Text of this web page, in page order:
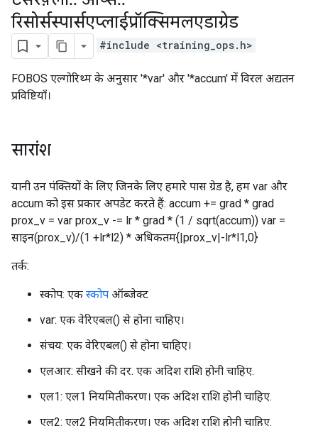
रिसोर्सस्पार्सएप्लाईप्रॉक्सिमलएडाग्रेड
#include <training_ops.h>
FOBOS एल्गोरिथ्म के अनुसार '*var' और '*accum' में विरल अद्यतन
प्रविष्टियाँ।
सारांश
यानी उन पंक्तियों के लिए जिनके लिए हमारे पास ग्रेड है, हम var और
accum को इस प्रकार अपडेट करते हैं: accum += grad * grad
prox_v = var prox_v -= lr * grad * (1 / sqrt(accum)) var =
साइन(prox_v)/(1 +lr*l2) * अधिकतम{|prox_v|-lr*l1,0}
तर्क:
स्कोप: एक स्कोप ऑब्जेक्ट
var: एक वेरिएबल() से होना चाहिए।
संचय: एक वेरिएबल() से होना चाहिए।
एलआर: सीखने की दर. एक अदिश राशि होनी चाहिए.
एल1: एल1 नियमितीकरण। एक अदिश राशि होनी चाहिए.
एल2: एल2 नियमितीकरण। एक अदिश राशि होनी चाहिए.